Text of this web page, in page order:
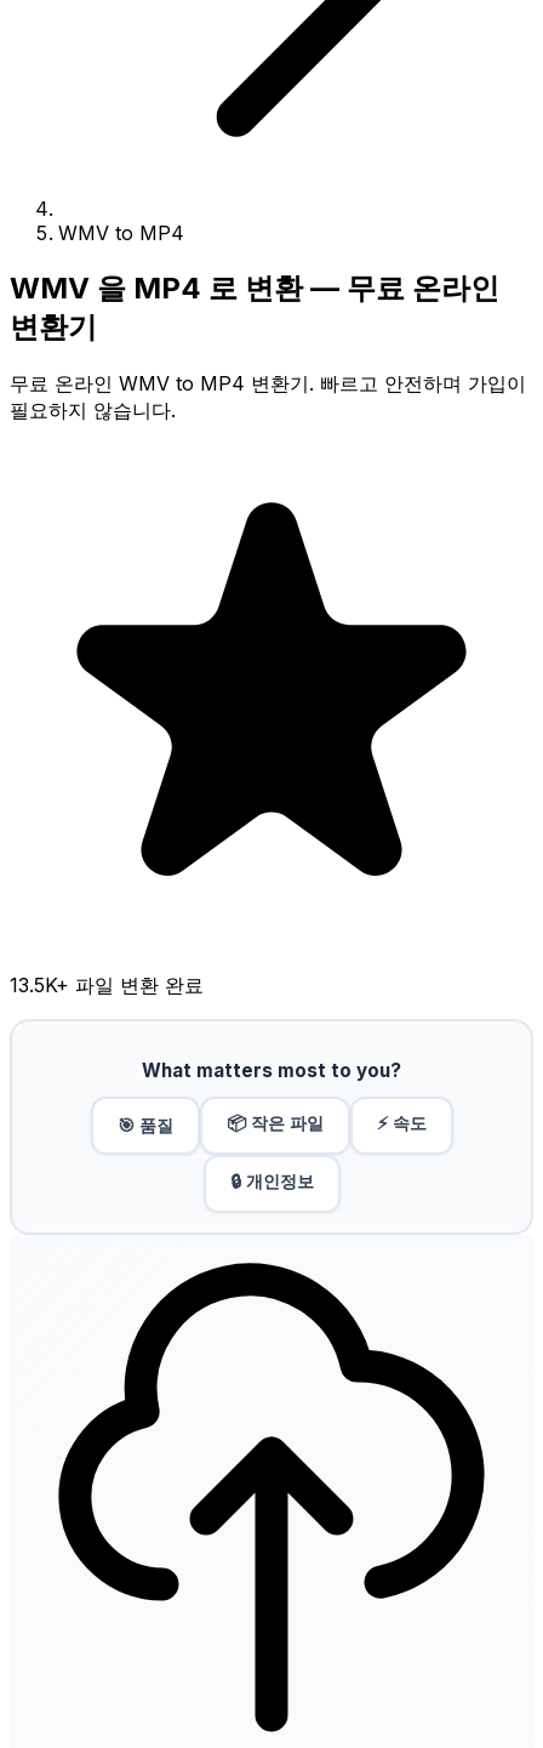
WMV to MP4
WMV 을 MP4 로 변환 — 무료 온라인
변환기
무료 온라인 WMV to MP4 변환기. 빠르고 안전하며 가입이
필요하지 않습니다.
13.5K+ 파일 변환 완료
What matters most to you?
🎯 품질 📦 작은 파일 ⚡ 속도
🔒 개인정보